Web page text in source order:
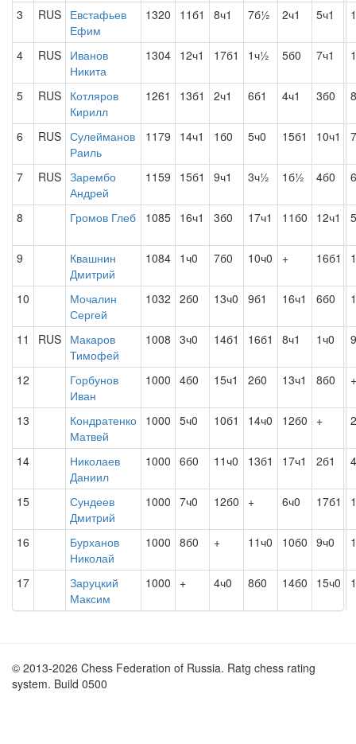
3 RUS Евстафьев
Ефим
1320 11б1 8ч1 7б½ 2ч1 5ч1
4 RUS Иванов
Никита
1304 12ч1 17б1 1ч½ 5б0 7ч1
5 RUS Котляров
Кирилл
1261 13б1 2ч1 6б1 4ч1 3б0
6 RUS Сулейманов
Раиль
1179 14ч1 1б0 5ч0 15б1 10ч1
7 RUS Зарембо
Андрей
1159 15б1 9ч1 3ч½ 1б½ 4б0
8 Громов Глеб 1085 16ч1 3б0 17ч1 11б0 12ч1
9
Квашнин
Дмитрий
1084 1ч0 7б0 10ч0 + 16б1
10
Мочалин
Сергей
1032 2б0 13ч0 9б1 16ч1 6б0
11 RUS Макаров
Тимофей
1008 3ч0 14б1 16б1 8ч1 1ч0
12
Горбунов
Иван
1000 4б0 15ч1 2б0 13ч1 8б0 +
13
Кондратенко
Матвей
1000 5ч0 10б1 14ч0 12б0 +
14
Николаев
Даниил
1000 6б0 11ч0 13б1 17ч1 2б1
15
Сундеев
Дмитрий
1000 7ч0 12б0 + 6ч0 17б1
16
Бурханов
Николай
1000 8б0 + 11ч0 10б0 9ч0
17
Заруцкий
Максим
1000 + 4ч0 8б0 14б0 15ч0
© 2013-2026 Chess Federation of Russia. Ratg chess rating
system. Build 0500